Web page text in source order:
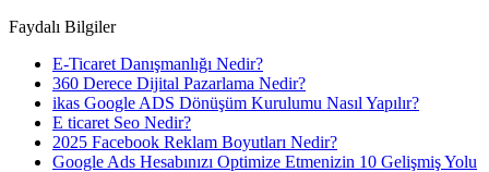
Faydalı Bilgiler
E-Ticaret Danışmanlığı Nedir?
360 Derece Dijital Pazarlama Nedir?
ikas Google ADS Dönüşüm Kurulumu Nasıl Yapılır?
E ticaret Seo Nedir?
2025 Facebook Reklam Boyutları Nedir?
Google Ads Hesabınızı Optimize Etmenizin 10 Gelişmiş Yolu